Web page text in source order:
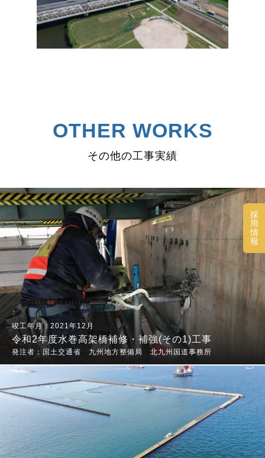
採
用
情
報
OTHER WORKS
その他の工事実績
2021年12月
令和2年度水巻高架橋補修・補強(その1)工事
国土交通省 九州地方整備局 北九州国道事務所